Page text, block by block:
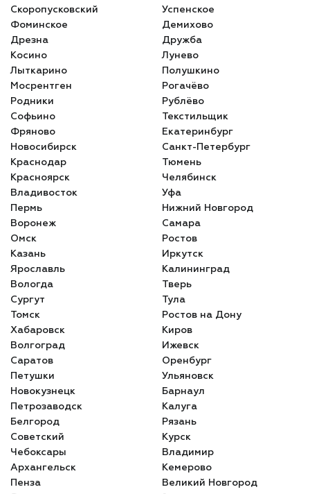
Скоропусковский
Успенское
Фоминское
Демихово
Дрезна
Дружба
Косино
Лунево
Лыткарино
Полушкино
Мосрентген
Рогачёво
Родники
Рублёво
Софьино
Текстильщик
Фряново
Екатеринбург
Новосибирск
Санкт-Петербург
Краснодар
Тюмень
Красноярск
Челябинск
Владивосток
Уфа
Пермь
Нижний Новгород
Воронеж
Самара
Омск
Ростов
Казань
Иркутск
Ярославль
Калининград
Вологда
Тверь
Сургут
Тула
Томск
Ростов на Дону
Хабаровск
Киров
Волгоград
Ижевск
Саратов
Оренбург
Петушки
Ульяновск
Новокузнецк
Барнаул
Петрозаводск
Калуга
Белгород
Рязань
Советский
Курск
Чебоксары
Владимир
Архангельск
Кемерово
Пенза
Великий Новгород